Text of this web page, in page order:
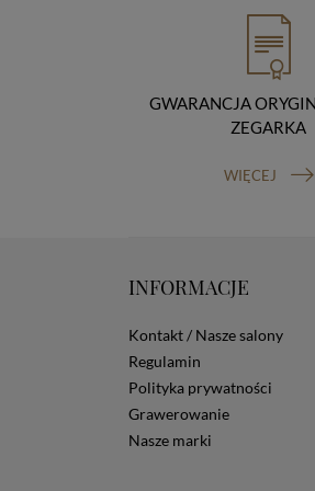
GWARANCJA
ZEGARKA
WIĘCEJ
INFORMACJE
Kontakt / Nasze salony
Regulamin
Polityka prywatności
Grawerowanie
Nasze marki